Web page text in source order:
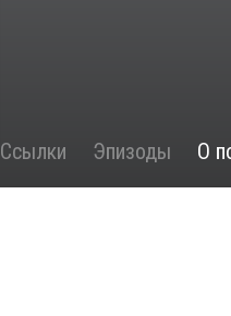
Ссылки Эпизоды О